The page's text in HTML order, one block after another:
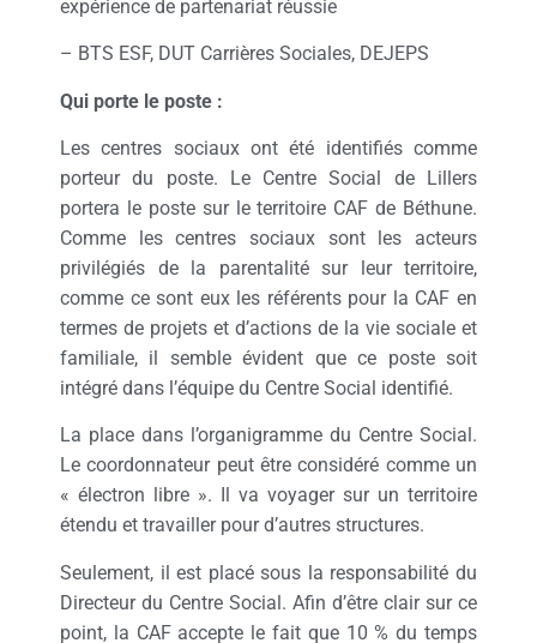
expérience de partenariat réussie
– BTS ESF, DUT Carrières Sociales, DEJEPS
Qui porte le poste :
Les centres sociaux ont été identifiés comme
porteur du poste. Le Centre Social de Lillers
portera le poste sur le territoire CAF de Béthune.
Comme les centres sociaux sont les acteurs
privilégiés de la parentalité sur leur territoire,
comme ce sont eux les référents pour la CAF en
termes de projets et d’actions de la vie sociale et
familiale, il semble évident que ce poste soit
intégré dans l’équipe du Centre Social identifié.
La place dans l’organigramme du Centre Social.
Le coordonnateur peut être considéré comme un
« électron libre ». Il va voyager sur un territoire
étendu et travailler pour d’autres structures.
Seulement, il est placé sous la responsabilité du
Directeur du Centre Social. Afin d’être clair sur ce
point, la CAF accepte le fait que 10 % du temps